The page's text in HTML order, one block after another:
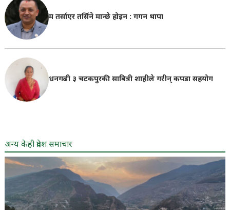
म तर्साएर तर्सिने मान्छे होइन : गगन थापा
धनगढी ३ चटकपुरकी साबित्री शाहीले गरीन् कपडा सहयोग
अन्य केही प्रदेश समाचार